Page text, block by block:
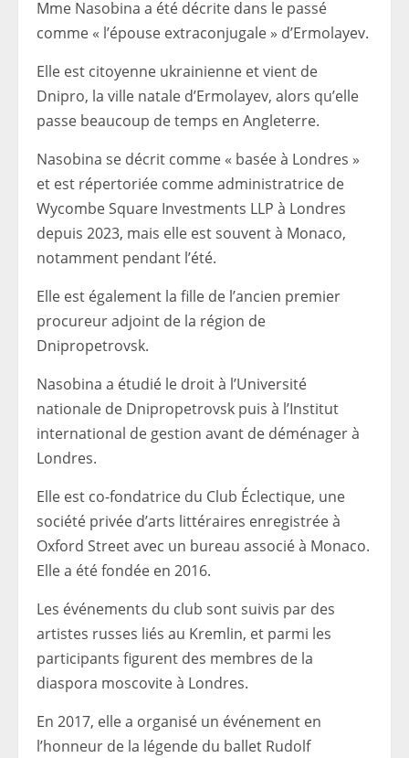
Mme Nasobina a été décrite dans le passé
comme « l’épouse extraconjugale » d’Ermolayev.
Elle est citoyenne ukrainienne et vient de
Dnipro, la ville natale d’Ermolayev, alors qu’elle
passe beaucoup de temps en Angleterre.
Nasobina se décrit comme « basée à Londres »
et est répertoriée comme administratrice de
Wycombe Square Investments LLP à Londres
depuis 2023, mais elle est souvent à Monaco,
notamment pendant l’été.
Elle est également la fille de l’ancien premier
procureur adjoint de la région de
Dnipropetrovsk.
Nasobina a étudié le droit à l’Université
nationale de Dnipropetrovsk puis à l’Institut
international de gestion avant de déménager à
Londres.
Elle est co-fondatrice du Club Éclectique, une
société privée d’arts littéraires enregistrée à
Oxford Street avec un bureau associé à Monaco.
Elle a été fondée en 2016.
Les événements du club sont suivis par des
artistes russes liés au Kremlin, et parmi les
participants figurent des membres de la
diaspora moscovite à Londres.
En 2017, elle a organisé un événement en
l’honneur de la légende du ballet Rudolf